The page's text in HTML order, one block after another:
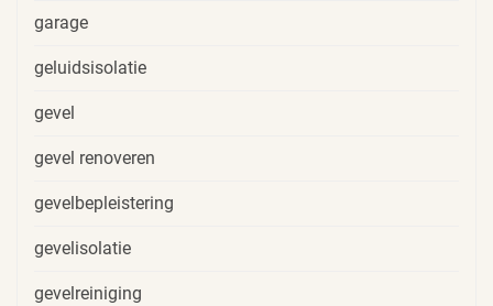
garage
geluidsisolatie
gevel
gevel renoveren
gevelbepleistering
gevelisolatie
gevelreiniging